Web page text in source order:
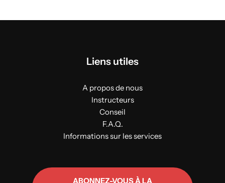
Liens utiles
A propos de nous
Instructeurs
Conseil
F.A.Q.
Informations sur les services
ABONNEZ-VOUS À LA